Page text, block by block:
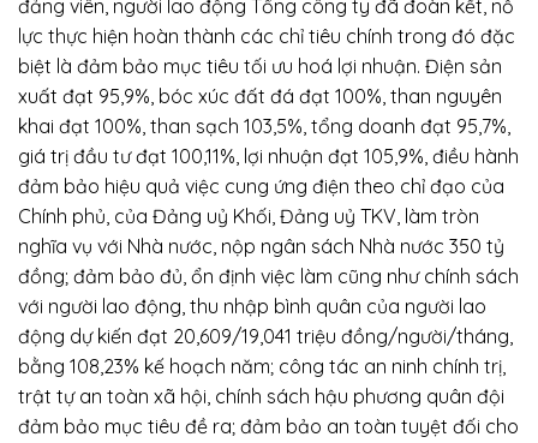
đảng viên, người lao động Tổng công ty đã đoàn kết, nỗ
lực thực hiện hoàn thành các chỉ tiêu chính trong đó đặc
biệt là đảm bảo mục tiêu tối ưu hoá lợi nhuận. Điện sản
xuất đạt 95,9%, bóc xúc đất đá đạt 100%, than nguyên
khai đạt 100%, than sạch 103,5%, tổng doanh đạt 95,7%,
giá trị đầu tư đạt 100,11%, lợi nhuận đạt 105,9%, điều hành
đảm bảo hiệu quả việc cung ứng điện theo chỉ đạo của
Chính phủ, của Đảng uỷ Khối, Đảng uỷ TKV, làm tròn
nghĩa vụ với Nhà nước, nộp ngân sách Nhà nước 350 tỷ
đồng; đảm bảo đủ, ổn định việc làm cũng như chính sách
với người lao động, thu nhập bình quân của người lao
động dự kiến đạt 20,609/19,041 triệu đồng/người/tháng,
bằng 108,23% kế hoạch năm; công tác an ninh chính trị,
trật tự an toàn xã hội, chính sách hậu phương quân đội
đảm bảo mục tiêu đề ra; đảm bảo an toàn tuyệt đối cho